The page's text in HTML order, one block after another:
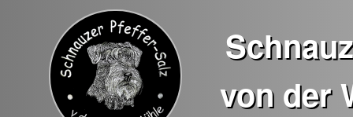
von der